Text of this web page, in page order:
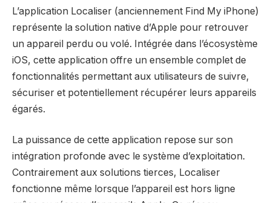
L’application Localiser (anciennement Find My iPhone)
représente la solution native d’Apple pour retrouver
un appareil perdu ou volé. Intégrée dans l’écosystème
iOS, cette application offre un ensemble complet de
fonctionnalités permettant aux utilisateurs de suivre,
sécuriser et potentiellement récupérer leurs appareils
égarés.
La puissance de cette application repose sur son
intégration profonde avec le système d’exploitation.
Contrairement aux solutions tierces, Localiser
fonctionne même lorsque l’appareil est hors ligne